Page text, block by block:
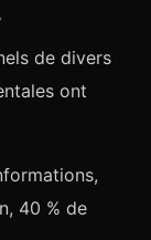
de divers
ont
40 % de